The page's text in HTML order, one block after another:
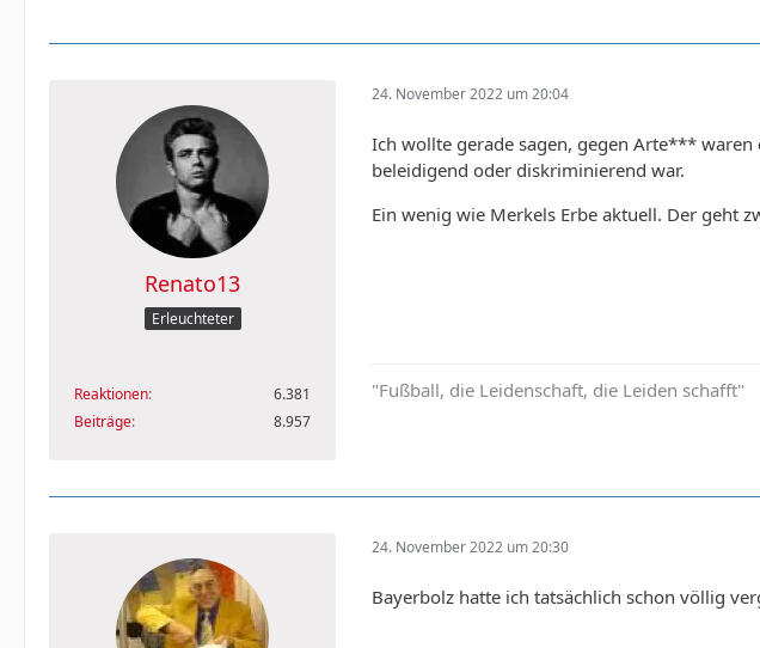
Renato13
Erleuchteter
Reaktionen
6.381
Beiträge
8.957
24. November 2022 um 20:04
Ich wollte gerade sagen, gegen Arte*** waren
beleidigend oder diskriminierend war.
Ein wenig wie Merkels Erbe aktuell. Der geht
"Fußball, die Leidenschaft, die Leiden schafft"
24. November 2022 um 20:30
Bayerbolz hatte ich tatsächlich schon völlig